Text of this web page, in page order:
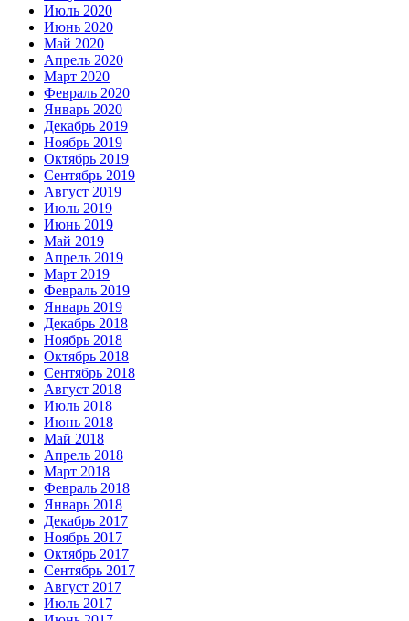
Июль 2020
Июнь 2020
Май 2020
Апрель 2020
Март 2020
Февраль 2020
Январь 2020
Декабрь 2019
Ноябрь 2019
Октябрь 2019
Сентябрь 2019
Август 2019
Июль 2019
Июнь 2019
Май 2019
Апрель 2019
Март 2019
Февраль 2019
Январь 2019
Декабрь 2018
Ноябрь 2018
Октябрь 2018
Сентябрь 2018
Август 2018
Июль 2018
Июнь 2018
Май 2018
Апрель 2018
Март 2018
Февраль 2018
Январь 2018
Декабрь 2017
Ноябрь 2017
Октябрь 2017
Сентябрь 2017
Август 2017
Июль 2017